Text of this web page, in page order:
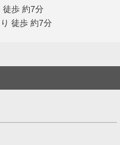
徒歩 約7分
徒歩 約7分